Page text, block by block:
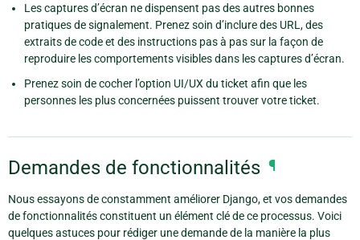
Les captures d’écran ne dispensent pas des autres bonnes
pratiques de signalement. Prenez soin d’inclure des URL, des
extraits de code et des instructions pas à pas sur la façon de
reproduire les comportements visibles dans les captures d’écran.
Prenez soin de cocher l’option UI/UX du ticket afin que les
personnes les plus concernées puissent trouver votre ticket.
Demandes de fonctionnalités ¶
Nous essayons de constamment améliorer Django, et vos demandes
de fonctionnalités constituent un élément clé de ce processus. Voici
quelques astuces pour rédiger une demande de la manière la plus